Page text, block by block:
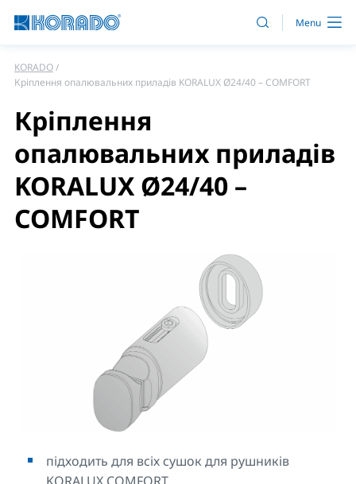
KORADO
Кріплення опалювальних приладів KORALUX Ø24/40 – COMFORT
Кріплення
опалювальних приладів
KORALUX Ø24/40 –
COMFORT
підходить для всіх сушок для рушників